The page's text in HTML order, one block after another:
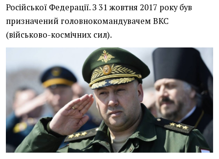
Російської Федерації. З 31 жовтня 2017 року був
призначений головнокомандувачем ВКС
(військово-космічних сил).